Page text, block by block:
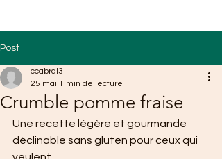
Post
Crumble pomme fraise
ccabral3
25 mai 1 min de lecture
Une recette légère et gourmande
déclinable sans gluten pour ceux qui